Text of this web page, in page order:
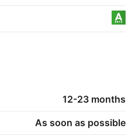
12-23 months
As soon as possible